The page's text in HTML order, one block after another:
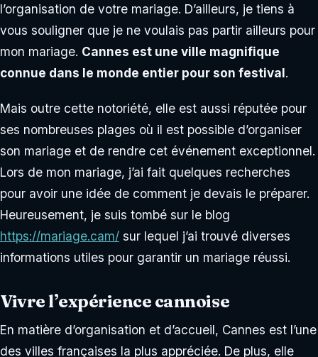
l’organisation de votre mariage. D’ailleurs, je tiens à
vous souligner que je ne voulais pas partir ailleurs pour
mon mariage. Cannes est une ville magnifique
connue dans le monde entier pour son festival.
Mais outre cette notoriété, elle est aussi réputée pour
ses nombreuses plages où il est possible d’organiser
son mariage et de rendre cet événement exceptionnel.
Lors de mon mariage, j’ai fait quelques recherches
pour avoir une idée de comment je devais le préparer.
Heureusement, je suis tombé sur le blog
https://mariage.cam/ sur lequel j’ai trouvé diverses
informations utiles pour garantir un mariage réussi.
Vivre l’expérience cannoise
En matière d’organisation et d’accueil, Cannes est l’une
des villes françaises la plus appréciée. De plus, elle